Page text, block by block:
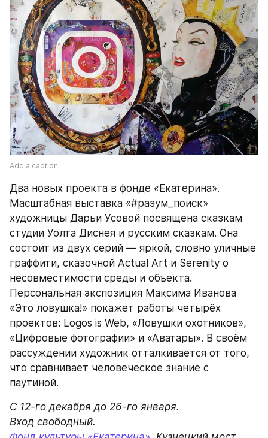
Add a caption
Два новых проекта в фонде «Екатерина».
Масштабная выставка «#разум_поиск»
художницы Дарьи Усовой посвящена сказкам
студии Уолта Диснея и русским сказкам. Она
состоит из двух серий — яркой, словно уличные
граффити, сказочной Actual Art и Serenity о
несовместимости среды и объекта.
Персональная экспозиция Максима Иванова
«Это ловушка!» покажет работы четырёх
проектов: Logos is Web, «Ловушки охотников»,
«Цифровые фотографии» и «Аватары». В своём
рассуждении художник отталкивается от того,
что сравнивает человеческое знание с
паутиной.
С 12-го декабря до 26-го января.